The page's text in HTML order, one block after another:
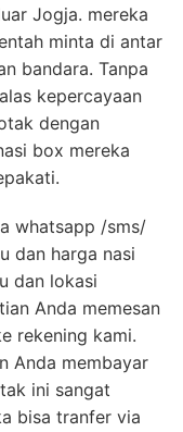
Jogja. mereka
minta di antar
bandara. Tanpa
kepercayaan
dengan
box mereka
whatsapp /sms/
dan harga nasi
dan lokasi
Anda memesan
rekening kami.
Anda membayar
ini sangat
bisa tranfer via